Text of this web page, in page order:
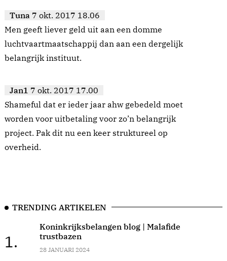
Tuna 7 okt. 2017 18.06
Men geeft liever geld uit aan een domme
luchtvaartmaatschappij dan aan een dergelijk
belangrijk instituut.
Jan1 7 okt. 2017 17.00
Shameful dat er ieder jaar ahw gebedeld moet
worden voor uitbetaling voor zo’n belangrijk
project. Pak dit nu een keer struktureel op
overheid.
TRENDING ARTIKELEN
1.
Koninkrijksbelangen blog | Malafide
trustbazen
28 JANUARI 2024